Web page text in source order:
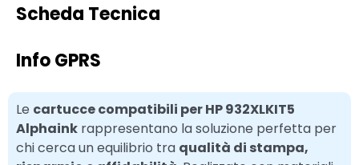
Scheda Tecnica
Info GPRS
Le cartucce compatibili per HP 932XLKIT5
Alphaink rappresentano la soluzione perfetta per
chi cerca un equilibrio tra qualità di stampa,